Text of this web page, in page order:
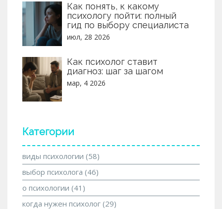
Как понять, к какому
психологу пойти: полный
гид по выбору специалиста
июл, 28 2026
Как психолог ставит
диагноз: шаг за шагом
мар, 4 2026
Категории
виды психологии (58)
выбор психолога (46)
о психологии (41)
когда нужен психолог (29)